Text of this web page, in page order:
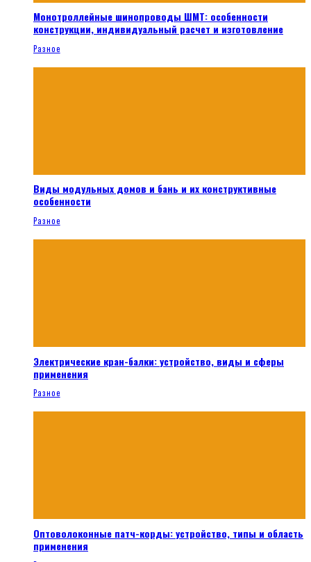
Монотроллейные шинопроводы ШМТ: особенности
конструкции, индивидуальный расчет и изготовление
Разное
Виды модульных домов и бань и их конструктивные
особенности
Разное
Электрические кран-балки: устройство, виды и сферы
применения
Разное
Оптоволоконные патч-корды: устройство, типы и область
применения